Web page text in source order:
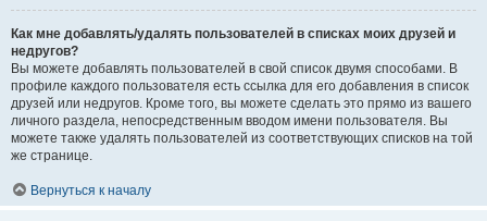
Как мне добавлять/удалять пользователей в списках моих друзей и
недругов?
Вы можете добавлять пользователей в свой список двумя способами. В
профиле каждого пользователя есть ссылка для его добавления в список
друзей или недругов. Кроме того, вы можете сделать это прямо из вашего
личного раздела, непосредственным вводом имени пользователя. Вы
можете также удалять пользователей из соответствующих списков на той
же странице.
Вернуться к началу